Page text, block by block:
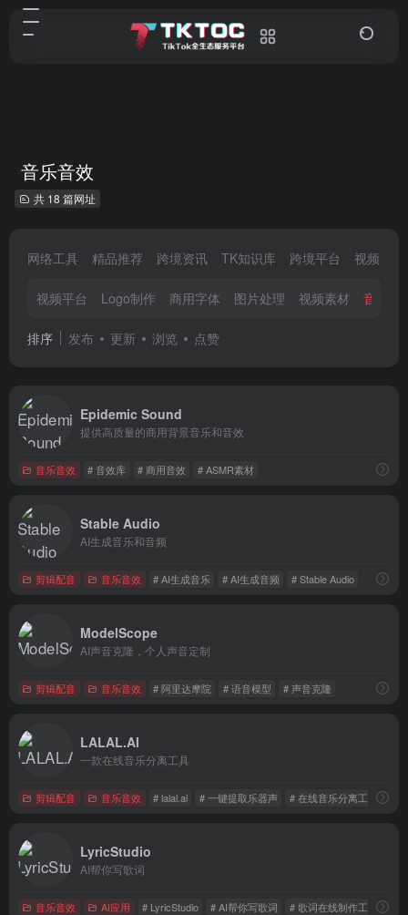
音乐音效
共 18 篇网址
网络工具 精品推荐 跨境资讯 TK知识库 跨境平台 视频剪辑
视频平台 Logo制作 商用字体 图片处理 视频素材 音乐音
排序 发布 更新 浏览 点赞
Epidemic Sound
提供高质量的商用背景音乐和音效
音乐音效 # 音效库 # 商用音效 # ASMR素材
Stable Audio
AI生成音乐和音频
剪辑配音 音乐音效 # AI生成音乐 # AI生成音频 # Stable Audio
ModelScope
AI声音克隆，个人声音定制
剪辑配音 音乐音效 # 阿里达摩院 # 语音模型 # 声音克隆
LALAL.AI
一款在线音乐分离工具
剪辑配音 音乐音效 # lalal.ai # 一键提取乐器声 # 在线音乐分离工具
LyricStudio
AI帮你写歌词
音乐音效 AI应用 # LyricStudio # AI帮你写歌词 # 歌词在线制作工具